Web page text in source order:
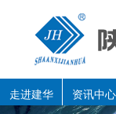
走进建华 资讯中心